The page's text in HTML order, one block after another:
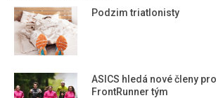
Podzim triatlonisty
ASICS hledá nové členy
FrontRunner tým